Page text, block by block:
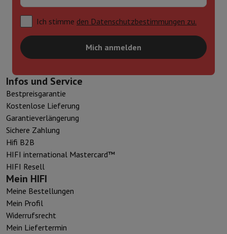
Ich stimme den Datenschutzbestimmungen zu.
Mich anmelden
Infos und Service
Bestpreisgarantie
Kostenlose Lieferung
Garantieverlängerung
Sichere Zahlung
Hifi B2B
HIFI international Mastercard™
HIFI Resell
Mein HIFI
Meine Bestellungen
Mein Profil
Widerrufsrecht
Mein Liefertermin